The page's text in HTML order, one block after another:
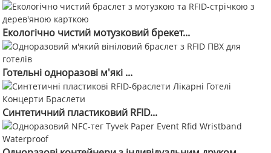
Екологічно чистий мотузковий брекет...
Готельні одноразові м'які ...
Синтетичний пластиковий RFID...